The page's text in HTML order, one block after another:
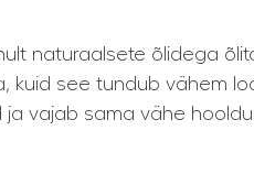
naturaalsete õlidega
see tundub vähem
vajab sama vähe